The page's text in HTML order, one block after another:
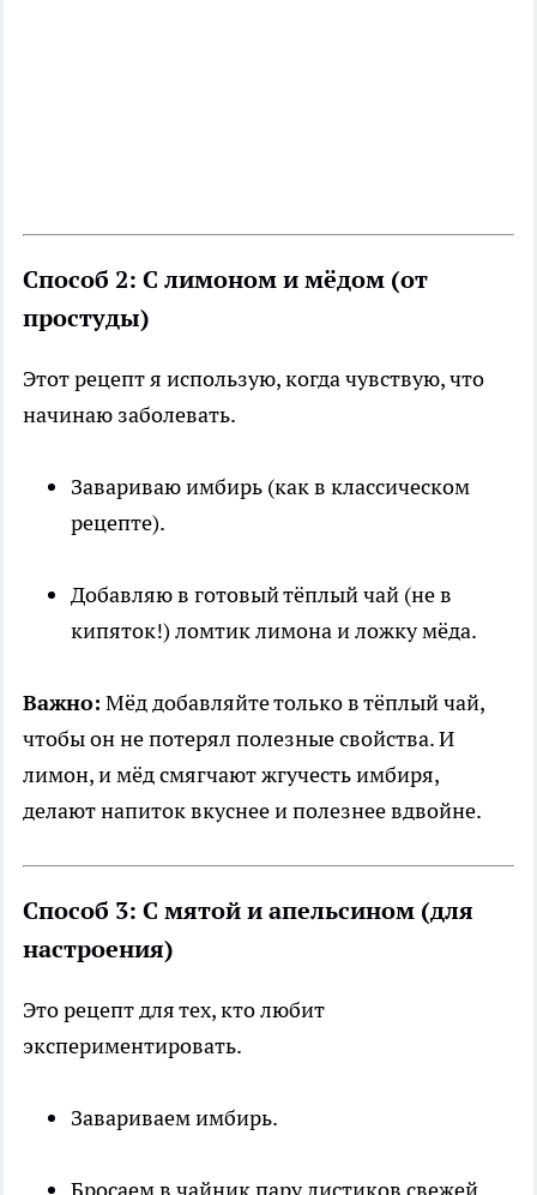
Способ 2: С лимоном и мёдом (от
простуды)
Этот рецепт я использую, когда чувствую, что
начинаю заболевать.
Завариваю имбирь (как в классическом
рецепте).
Добавляю в готовый тёплый чай (не в
кипяток!) ломтик лимона и ложку мёда.
Важно: Мёд добавляйте только в тёплый чай,
чтобы он не потерял полезные свойства. И
лимон, и мёд смягчают жгучесть имбиря,
делают напиток вкуснее и полезнее вдвойне.
Способ 3: С мятой и апельсином (для
настроения)
Это рецепт для тех, кто любит
экспериментировать.
Завариваем имбирь.